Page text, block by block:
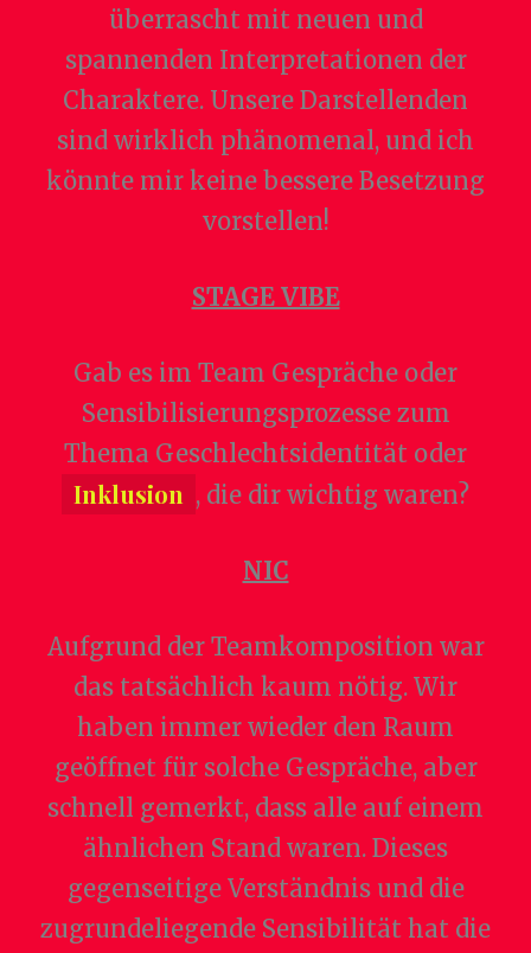
überrascht mit neuen und
spannenden Interpretationen der
Charaktere. Unsere Darstellenden
sind wirklich phänomenal, und ich
könnte mir keine bessere Besetzung
vorstellen!
STAGE VIBE
Gab es im Team Gespräche oder
Sensibilisierungsprozesse zum
Thema Geschlechtsidentität oder
Inklusion , die dir wichtig waren?
NIC
Aufgrund der Teamkomposition war
das tatsächlich kaum nötig. Wir
haben immer wieder den Raum
geöffnet für solche Gespräche, aber
schnell gemerkt, dass alle auf einem
ähnlichen Stand waren. Dieses
gegenseitige Verständnis und die
zugrundeliegende Sensibilität hat die